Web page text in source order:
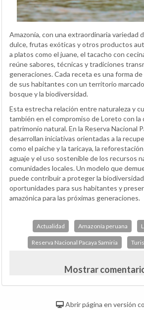
Amazonía, con una extraordinaria variedad
dulce, frutas exóticas y otros productos
a platos como el juane, el tacacho con
reúne sabores, técnicas y tradiciones
generaciones. Cada receta es una forma
de sus habitantes con un territorio
bosque y la biodiversidad.
Esta estrecha relación entre naturaleza y
también en el compromiso de Loreto con la
patrimonio natural. En la Reserva Nacional
desarrollan iniciativas orientadas a la
como el paiche y la taricaya, la
aguaje y el uso sostenible de los recursos
comunidades locales. Un modelo que
puede contribuir a proteger la
oportunidades para sus habitantes y
amazónica para las próximas generaciones.
Actualidad Amazonía peruana
Reserva Nacional Pacaya Samiria
Mostrar
Abrir página en versión